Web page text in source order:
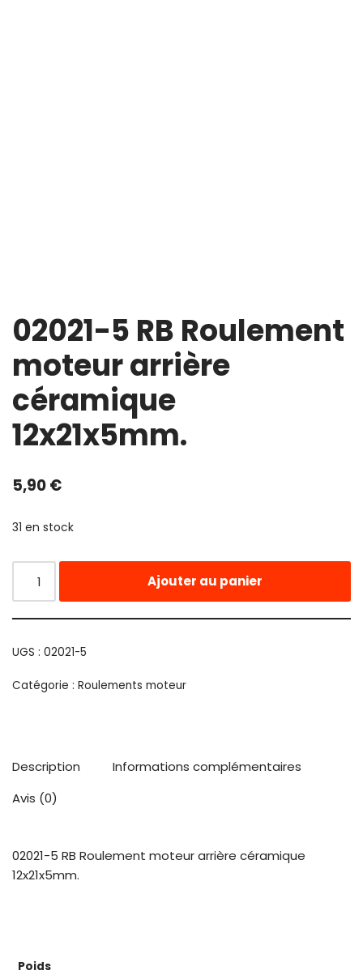
02021-5 RB Roulement
moteur arrière
céramique
12x21x5mm.
5,90€
31 en stock
Ajouter au panier
UGS : 02021-5
Catégorie : Roulements moteur
Description
Informations complémentaires
Avis (0)
02021-5 RB Roulement moteur arrière céramique
12x21x5mm.
Poids